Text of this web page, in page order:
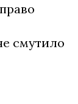
смутило